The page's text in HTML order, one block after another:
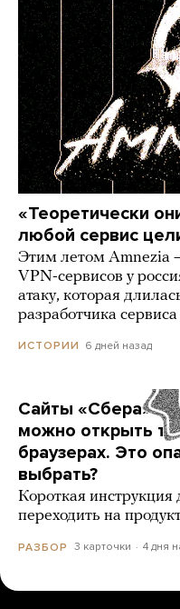
«Теоретически
любой сервис
Этим летом Amnezia
VPN-сервисов у
атаку, которая
разработчика сервиса
ИСТОРИИ 6 дней назад
Сайты «Сбера» и
можно открыть
браузерах. Это
выбрать?
Короткая инструкция
переходить на
РАЗБОР 3 карточки 4 дня